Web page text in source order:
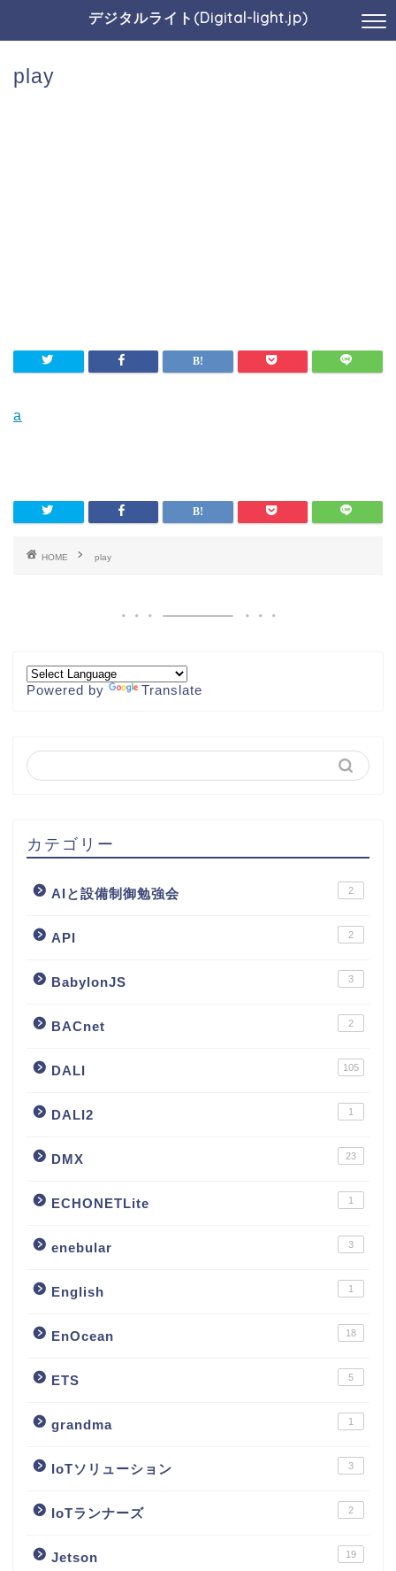
デジタルライト(Digital-light.jp)
play
a
HOME play
Powered by Translate
カテゴリー
AIと設備制御勉強会 2
API 2
BabylonJS 3
BACnet 2
DALI 105
DALI2 1
DMX 23
ECHONETLite 1
enebular 3
English 1
EnOcean 18
ETS 5
grandma 1
IoTソリューション 3
IoTランナーズ 2
Jetson 19